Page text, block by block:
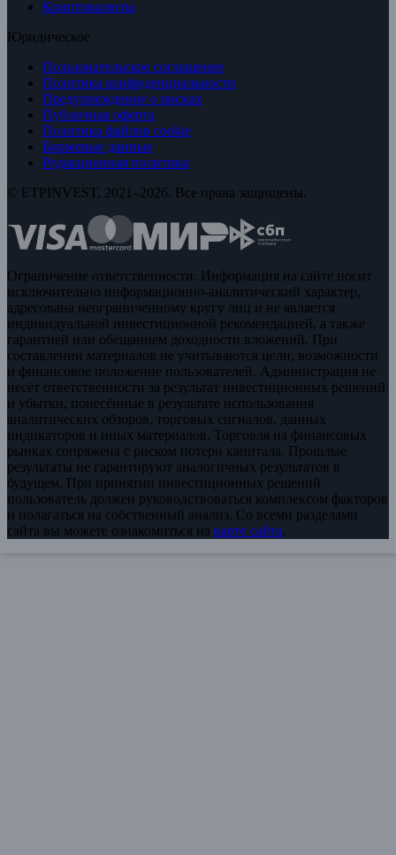
Криптовалюты
Юридическое
Пользовательское соглашение
Политика конфиденциальности
Предупреждение о рисках
Публичная оферта
Политика файлов cookie
Биржевые данные
Редакционная политика
© ETPINVEST, 2021–2026. Все права защищены.
Ограничение ответственности. Информация на сайте носит
исключительно информационно-аналитический характер,
адресована неограниченному кругу лиц и не является
индивидуальной инвестиционной рекомендацией, а также
гарантией или обещанием доходности вложений. При
составлении материалов не учитываются цели, возможности
и финансовое положение пользователей. Администрация не
несёт ответственности за результат инвестиционных решений
и убытки, понесённые в результате использования
аналитических обзоров, торговых сигналов, данных
индикаторов и иных материалов. Торговля на финансовых
рынках сопряжена с риском потери капитала. Прошлые
результаты не гарантируют аналогичных результатов в
будущем. При принятии инвестиционных решений
пользователь должен руководствоваться комплексом факторов
и полагаться на собственный анализ. Со всеми разделами
сайта вы можете ознакомиться на карте сайта.